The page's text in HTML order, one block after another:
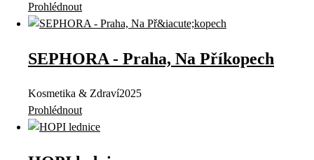
Prohlédnout
SEPHORA - Praha, Na Příkopech
Kosmetika & Zdraví2025
Prohlédnout